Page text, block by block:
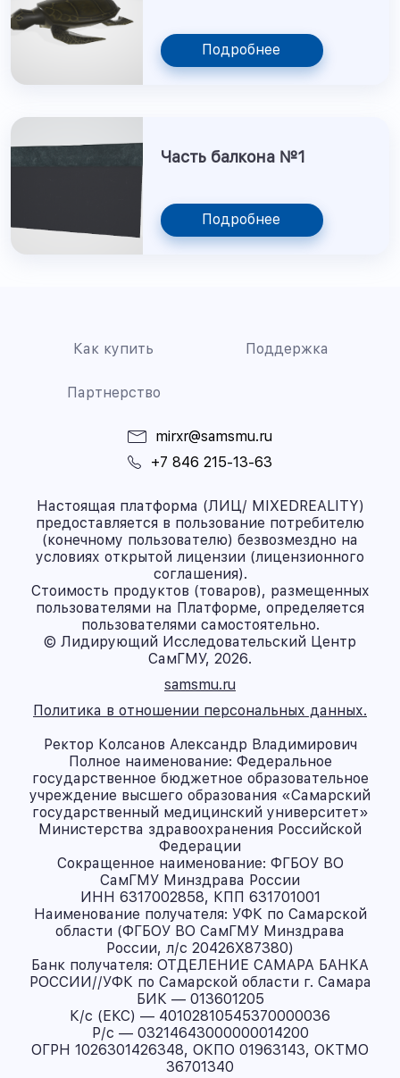
Подробнее
Часть балкона №1
Подробнее
Как купить Поддержка
Партнерство
mirxr@samsmu.ru
+7 846 215-13-63
Настоящая платформа (ЛИЦ/ MIXEDREALITY)
предоставляется в пользование потребителю
(конечному пользователю) безвозмездно на
условиях открытой лицензии (лицензионного
соглашения).
Стоимость продуктов (товаров), размещенных
пользователями на Платформе, определяется
пользователями самостоятельно.
© Лидирующий Исследовательский Центр
СамГМУ, 2026.
samsmu.ru
Политика в отношении персональных данных.
Ректор Колсанов Александр Владимирович
Полное наименование: Федеральное
государственное бюджетное образовательное
учреждение высшего образования «Самарский
государственный медицинский университет»
Министерства здравоохранения Российской
Федерации
Сокращенное наименование: ФГБОУ ВО
СамГМУ Минздрава России
ИНН 6317002858, КПП 631701001
Наименование получателя: УФК по Самарской
области (ФГБОУ ВО СамГМУ Минздрава
России, л/с 20426X87380)
Банк получателя: ОТДЕЛЕНИЕ САМАРА БАНКА
РОССИИ//УФК по Самарской области г. Самара
БИК — 013601205
К/с (ЕКС) — 40102810545370000036
Р/с — 03214643000000014200
ОГРН 1026301426348, ОКПО 01963143, ОКТМО
36701340